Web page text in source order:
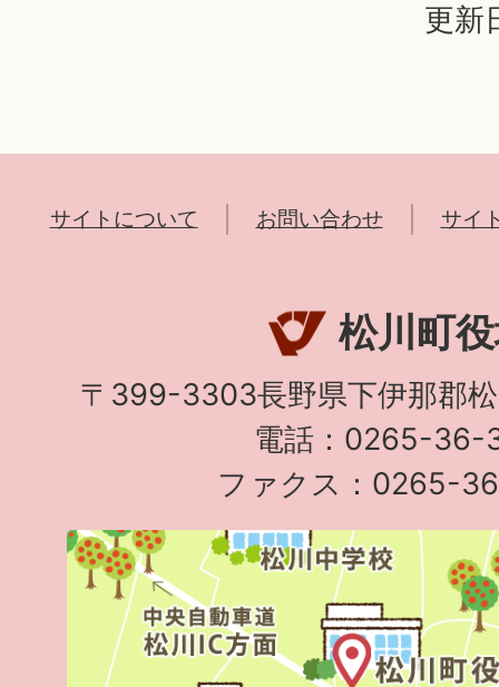
更新
サイトについて お問い合わせ サイ
松川町
〒399-3303長野県下伊那郡
電話：0265-36-
ファクス：0265-